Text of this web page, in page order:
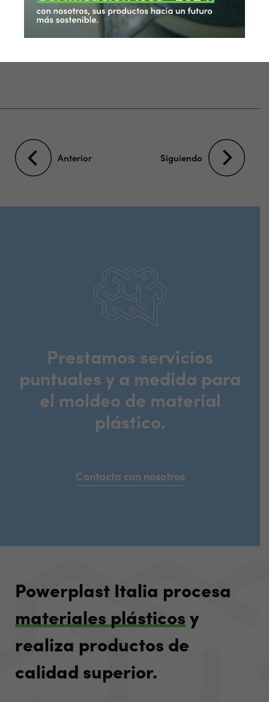
Anterior Siguiendo
Prestamos servicios
puntuales y a medida para
el moldeo de material
plástico.
Contacta con nosotros
Powerplast Italia procesa
materiales plásticosy
realiza productos de
calidad superior.